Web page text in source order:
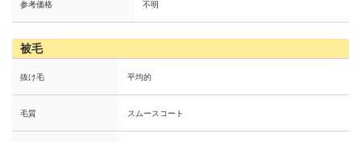
参考価格 不明
被毛
抜け毛 平均的
毛質 スムースコート